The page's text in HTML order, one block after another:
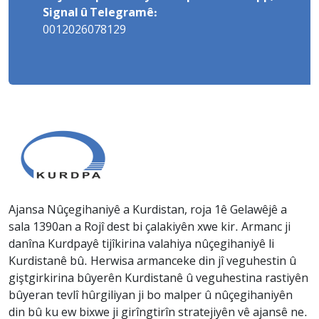
Signal û Telegramê:
0012026078129
Ajansa Nûçegihaniyê a Kurdistan, roja 1ê Gelawêjê a
sala 1390an a Rojî dest bi çalakiyên xwe kir. Armanc ji
danîna Kurdpayê tijîkirina valahiya nûçegihaniyê li
Kurdistanê bû. Herwisa armanceke din jî veguhestin û
giştgirkirina bûyerên Kurdistanê û veguhestina rastiyên
bûyeran tevlî hûrgiliyan ji bo malper û nûçegihaniyên
din bû ku ew bixwe ji girîngtirîn stratejiyên vê ajansê ne.